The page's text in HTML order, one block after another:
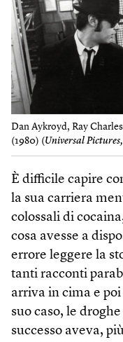
Dan Aykroyd, Ray
(1980) (Universal
È difficile capire
la sua carriera
colossali di
cosa avesse a
errore leggere la
tanti racconti
arriva in cima e
suo caso, le
successo aveva,